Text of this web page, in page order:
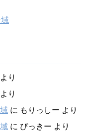
より
より
に もりっしー より
に ぴっきー より